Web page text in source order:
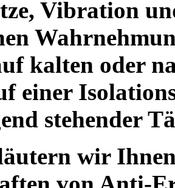
Vibration
kalten oder
einer
stehender
wir